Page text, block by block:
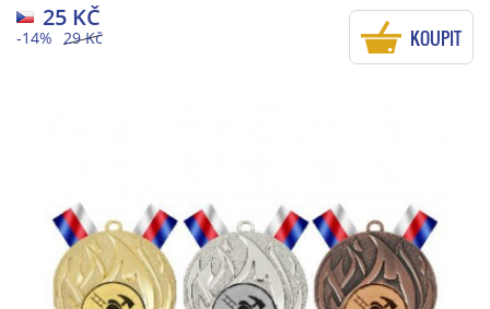
29 Kč
-14%
25 KČ
KOUPIT